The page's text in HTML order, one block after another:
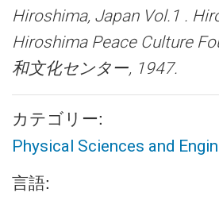
Hiroshima, Japan Vol.1 .
Hiroshima Peace Culture
和文化センター, 1947.
カテゴリー:
Physical Sciences and
言語: